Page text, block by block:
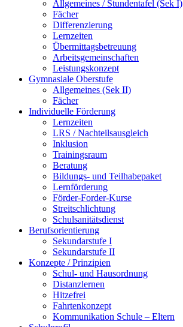
Allgemeines / Stundentafel (Sek I)
Fächer
Differenzierung
Lernzeiten
Übermittagsbetreuung
Arbeitsgemeinschaften
Leistungskonzept
Gymnasiale Oberstufe
Allgemeines (Sek II)
Fächer
Individuelle Förderung
Lernzeiten
LRS / Nachteilsausgleich
Inklusion
Trainingsraum
Beratung
Bildungs- und Teilhabepaket
Lernförderung
Förder-Forder-Kurse
Streitschlichtung
Schulsanitätsdienst
Berufsorientierung
Sekundarstufe I
Sekundarstufe II
Konzepte / Prinzipien
Schul- und Hausordnung
Distanzlernen
Hitzefrei
Fahrtenkonzept
Kommunikation Schule – Eltern